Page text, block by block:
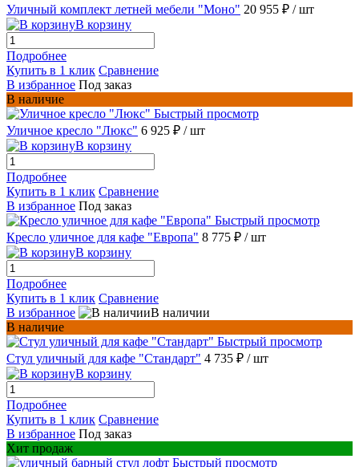
Уличный комплект летней мебели "Моно" 20 955 ₽ / шт
В корзину
Подробнее
Купить в 1 клик Сравнение
В избранное Под заказ
В наличие
Быстрый просмотр
Уличное кресло "Люкс" 6 925 ₽ / шт
В корзину
Подробнее
Купить в 1 клик Сравнение
В избранное Под заказ
Быстрый просмотр
Кресло уличное для кафе "Европа" 8 775 ₽ / шт
В корзину
Подробнее
Купить в 1 клик Сравнение
В избранное
В наличии
В наличие
Быстрый просмотр
Стул уличный для кафе "Стандарт" 4 735 ₽ / шт
В корзину
Подробнее
Купить в 1 клик Сравнение
В избранное Под заказ
Хит продаж
Быстрый просмотр